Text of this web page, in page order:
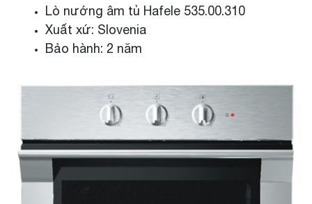
Lò nướng âm tủ Hafele 535.00.310
Xuất xứ: Slovenia
Bảo hành: 2 năm